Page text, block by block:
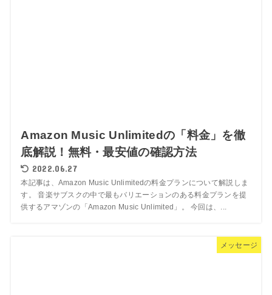
Amazon Music Unlimitedの「料金」を徹
底解説！無料・最安値の確認方法
2022.06.27
本記事は、Amazon Music Unlimitedの料金プランについて解説しま
す。 音楽サブスクの中で最もバリエーションのある料金プランを提
供するアマゾンの「Amazon Music Unlimited」。 今回は、...
メッセージ